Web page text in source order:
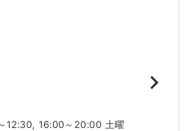
12:30, 16:00～20:00 土曜